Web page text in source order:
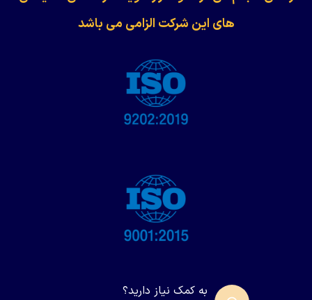
های این شرکت الزامی می باشد
به کمک نیاز دارید؟